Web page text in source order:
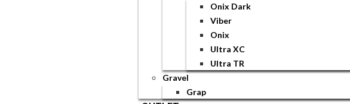
Onix Dark
Viber
Onix
Ultra XC
Ultra TR
Gravel
Grap